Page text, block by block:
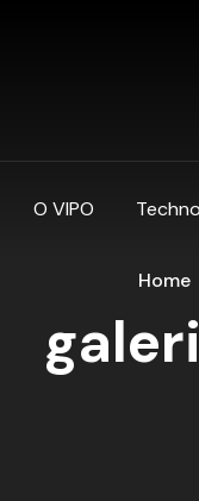
O VIPO
Home